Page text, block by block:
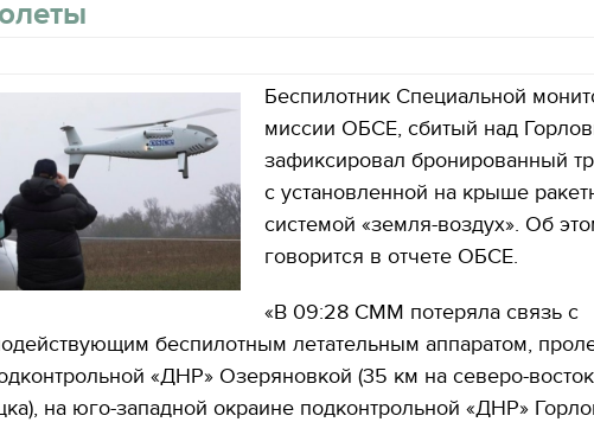
Беспилотник Специальной
миссии ОБСЕ, сбитый над
зафиксировал бронированный
с установленной на крыше
системой «земля-воздух». Об
говорится в отчете ОБСЕ.
«В 09:28 СММ потеряла связь с
беспилотным летательным аппаратом,
«ДНР» Озеряновкой (35 км на северо-
на юго-западной окраине подконтрольной «ДНР»